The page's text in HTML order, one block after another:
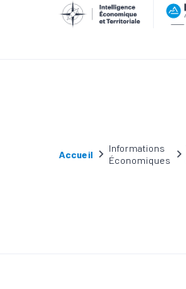
Accueil
Informations
Économiques